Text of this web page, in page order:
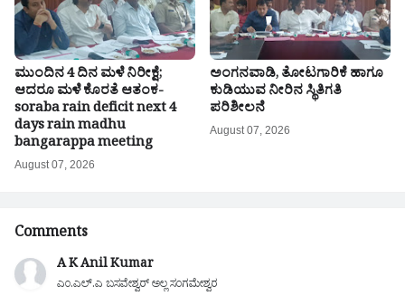
ಮುಂದಿನ 4 ದಿನ ಮಳೆ ನಿರೀಕ್ಷೆ;
ಆದರೂ ಮಳೆ ಕೊರತೆ ಆತಂಕ-
soraba rain deficit next 4
days rain madhu
bangarappa meeting
August 07, 2026
ಅಂಗನವಾಡಿ, ತೋಟಗಾರಿಕೆ ಹಾಗೂ
ಕುಡಿಯುವ ನೀರಿನ ಸ್ಥಿತಿಗತಿ
ಪರಿಶೀಲನೆ
August 07, 2026
Comments
A K Anil Kumar
ಎಂ.ಎಲ್.ಎ ಬಸವೇಶ್ವರ್ ಅಲ್ಲ ಸಂಗಮೇಶ್ವರ